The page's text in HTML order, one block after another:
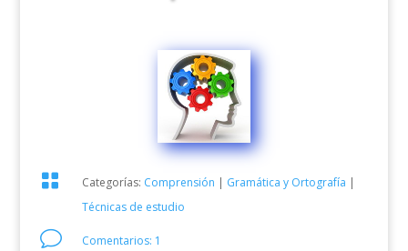
 Categorías: Comprensión | Gramática y Ortografía |
Técnicas de estudio
v Comentarios: 1